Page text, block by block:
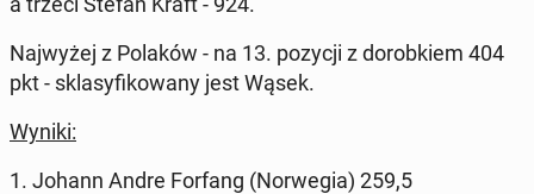
Naj­wy­żej z Polaków - na 13. pozycji z do­rob­kiem 404
pkt - skla­sy­fi­ko­wa­ny jest Wąsek.
Wyniki:
1. Johann Andre Forfang (Nor­we­gia) 259,5